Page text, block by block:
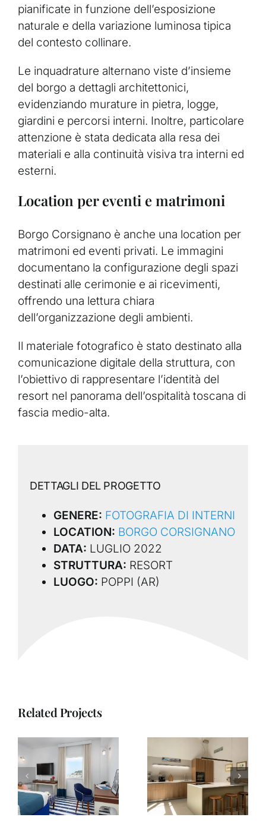
pianificate in funzione dell’esposizione
naturale e della variazione luminosa tipica
del contesto collinare.
Le inquadrature alternano viste d’insieme
del borgo a dettagli architettonici,
evidenziando murature in pietra, logge,
giardini e percorsi interni. Inoltre, particolare
attenzione è stata dedicata alla resa dei
materiali e alla continuità visiva tra interni ed
esterni.
Location per eventi e matrimoni
Borgo Corsignano è anche una location per
matrimoni ed eventi privati. Le immagini
documentano la configurazione degli spazi
destinati alle cerimonie e ai ricevimenti,
offrendo una lettura chiara
dell’organizzazione degli ambienti.
Il materiale fotografico è stato destinato alla
comunicazione digitale della struttura, con
l’obiettivo di rappresentare l’identità del
resort nel panorama dell’ospitalità toscana di
fascia medio-alta.
DETTAGLI DEL PROGETTO
GENERE: FOTOGRAFIA DI INTERNI
LOCATION: BORGO CORSIGNANO
DATA: LUGLIO 2022
STRUTTURA: RESORT
LUOGO: POPPI (AR)
Related Projects
Manifattura
Tabacchi
The Gate Hotel